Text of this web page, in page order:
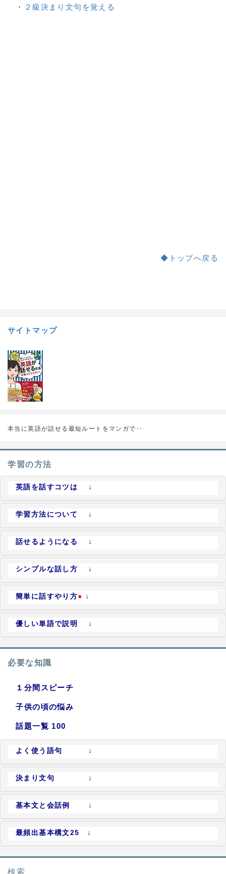
・
２級決まり文句を覚える
◆トップへ戻る
サイトマップ
本当に英語が話せる最短ルートをマンガで‥
学習の方法
英語を話すコツは ↓
学習方法について ↓
話せるようになる ↓
シンプルな話し方 ↓
簡単に話すやり方● ↓
優しい単語で説明 ↓
必要な知識
１分間スピーチ
子供の頃の悩み
話題一覧 100
よく使う語句 ↓
決まり文句 ↓
基本文と会話例 ↓
最頻出基本構文25 ↓
検索